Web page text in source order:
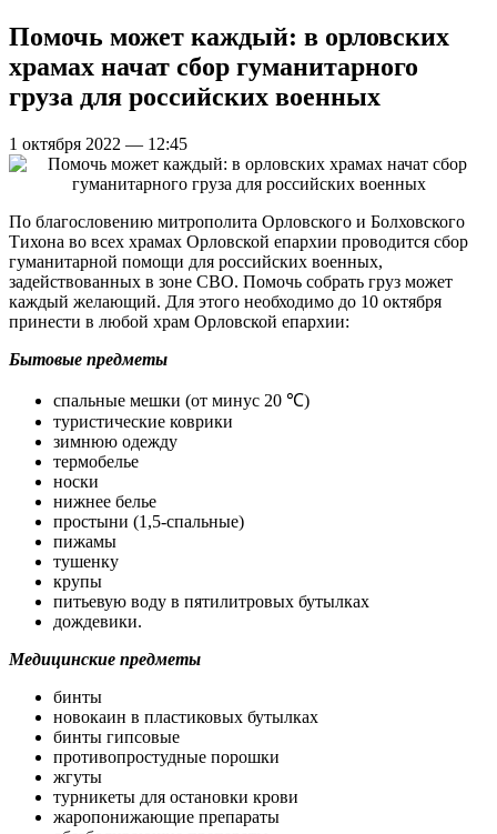
Помочь может каждый: в орловских
храмах начат сбор гуманитарного
груза для российских военных
1 октября 2022 — 12:45
По благословению митрополита Орловского и Болховского
Тихона во всех храмах Орловской епархии проводится сбор
гуманитарной помощи для российских военных,
задействованных в зоне СВО. Помочь собрать груз может
каждый желающий. Для этого необходимо до 10 октября
принести в любой храм Орловской епархии:
Бытовые предметы
спальные мешки (от минус 20 ℃)
туристические коврики
зимнюю одежду
термобелье
носки
нижнее белье
простыни (1,5-спальные)
пижамы
тушенку
крупы
питьевую воду в пятилитровых бутылках
дождевики.
Медицинские предметы
бинты
новокаин в пластиковых бутылках
бинты гипсовые
противопростудные порошки
жгуты
турникеты для остановки крови
жаропонижающие препараты